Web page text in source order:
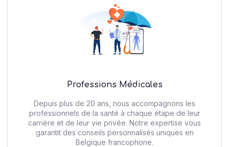
Professions Médicales
Depuis plus de 20 ans, nous accompagnons les
professionnels de la santé à chaque étape de leur
carrière et de leur vie privée. Notre expertise vous
garantit des conseils personnalisés uniques en
Belgique francophone.